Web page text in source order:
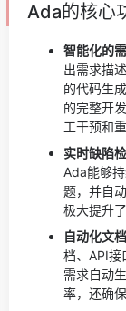
Ada的核心
智能化的
出需求描
的代码生
的完整开
工干预和
实时缺陷
Ada能够
题，并自
极大提升
自动化文
档、API接
需求自动
率，还确